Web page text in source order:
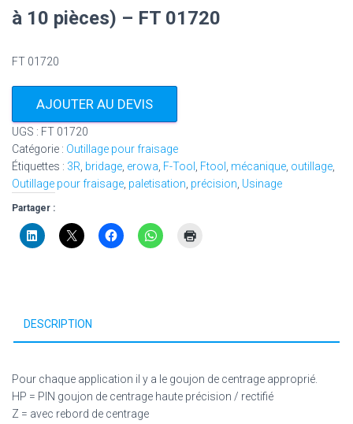
à 10 pièces) – FT 01720
FT 01720
AJOUTER AU DEVIS
UGS : FT 01720
Catégorie : Outillage pour fraisage
Étiquettes : 3R bridage erowa F-Tool Ftool mécanique outillage
Outillage pour fraisage paletisation précision Usinage
Partager :
DESCRIPTION
Pour chaque application il y a le goujon de centrage approprié.
HP = PIN goujon de centrage haute précision / rectifié
Z = avec rebord de centrage